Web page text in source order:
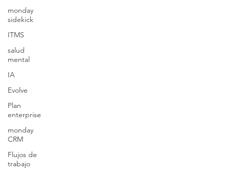
monday
sidekick
ITMS
salud
mental
IA
Evolve
Plan
enterprise
monday
CRM
Flujos de
trabajo